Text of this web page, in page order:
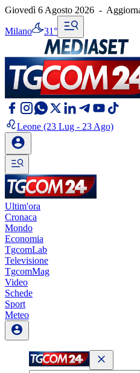
Giovedì 6 Agosto 2026 -
Milano 31°
Leone (23 Lug - 23 Ago)
Ultim'ora
Cronaca
Mondo
Economia
TgcomLab
Televisione
TgcomMag
Video
Schede
Sport
Meteo